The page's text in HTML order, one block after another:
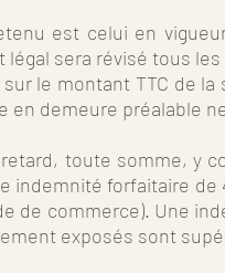
est celui en
légal sera révisé tous
le montant TTC de
en demeure préalable
toute somme, y
indemnité forfaitaire
de commerce). Une
exposés sont